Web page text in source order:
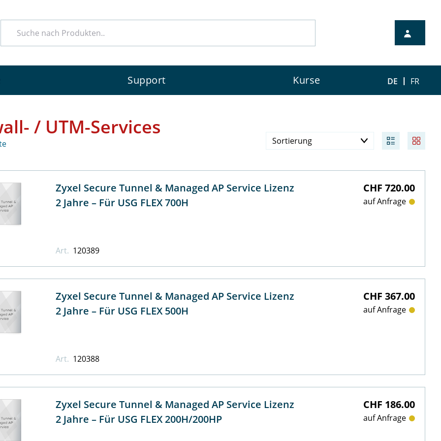
Support Kurse DE FR
/ UTM-Services
Sortierung
Verfügbarkeit
Zyxel Secure Tunnel & Managed AP Service Lizenz
2 Jahre – Für USG FLEX 700H
CHF 720.00
auf Anfrage
Art. 120389
Zyxel Secure Tunnel & Managed AP Service Lizenz
2 Jahre – Für USG FLEX 500H
CHF 367.00
auf Anfrage
Art. 120388
Zyxel Secure Tunnel & Managed AP Service Lizenz
2 Jahre – Für USG FLEX 200H/200HP
CHF 186.00
auf Anfrage